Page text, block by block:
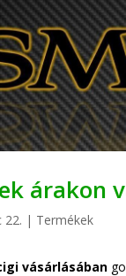
árakon
22. | Termékek
vásárlásában